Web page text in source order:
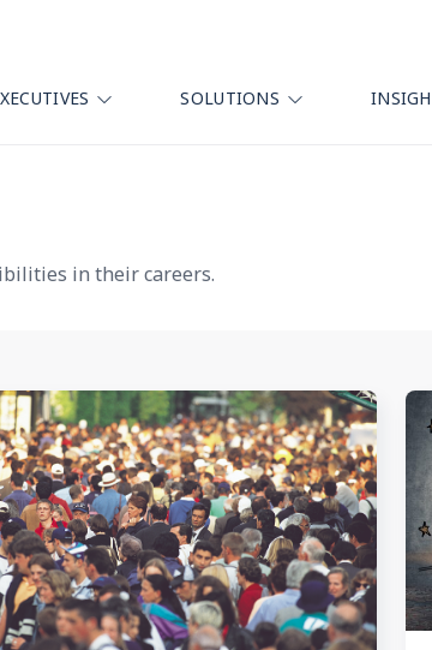
SOLUTIONS
in their careers.